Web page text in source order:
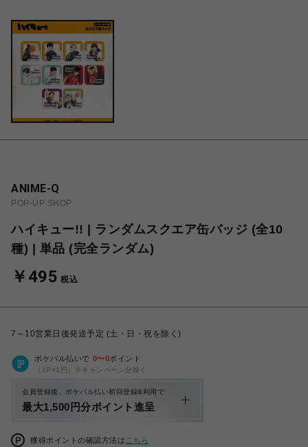
ANIME-Q
POP-UP SHOP
ハイキュー!! | ランダムスクエア缶バッジ (全10
種) | 単品 (完全ランダム)
￥495 税込
7～10営業日後発送予定 (土・日・祝を除く)
ポケパル払いで 0〜0ポイント
（1P=1円）※キャンペーン分除く
会員登録後、ポケパル払い初回登録&利用で
最大1,500円分ポイント進呈
獲得ポイントの確認方法は こちら